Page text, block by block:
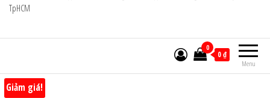
TpHCM
Menu
0
0 ₫
Giảm giá!